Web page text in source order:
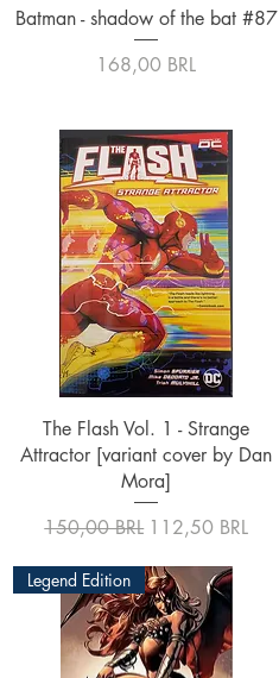
Vista rápida
Batman - shadow of the bat #87
Precio
168,00 BRL
Vista rápida
The Flash Vol. 1 - Strange
Attractor [variant cover by Dan
Mora]
Precio
150,00 BRL Precio de oferta
112,50 BRL
Legend Edition